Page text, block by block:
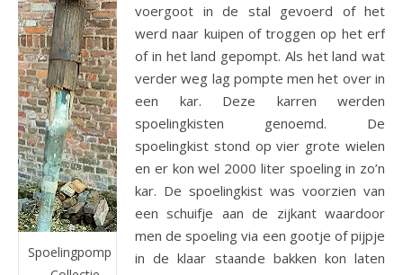
Spoelingpomp
voergoot in de stal gevoerd of het
werd naar kuipen of troggen op het erf
of in het land gepompt. Als het land wat
verder weg lag pompte men het over in
een kar. Deze karren werden
spoelingkisten genoemd. De
spoelingkist stond op vier grote wielen
en er kon wel 2000 liter spoeling in zo’n
kar. De spoelingkist was voorzien van
een schuifje aan de zijkant waardoor
men de spoeling via een gootje of pijpje
in de klaar staande bakken kon laten